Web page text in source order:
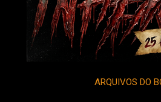
ARQUIVOS DO